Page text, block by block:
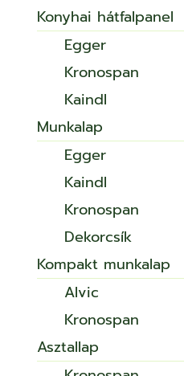
Konyhai hátfalpanel
Egger
Kronospan
Kaindl
Munkalap
Egger
Kaindl
Kronospan
Dekorcsík
Kompakt munkalap
Alvic
Kronospan
Asztallap